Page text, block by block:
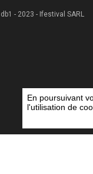
- 2023 - Ifestival SARL
En poursuivant
l'utilisation de